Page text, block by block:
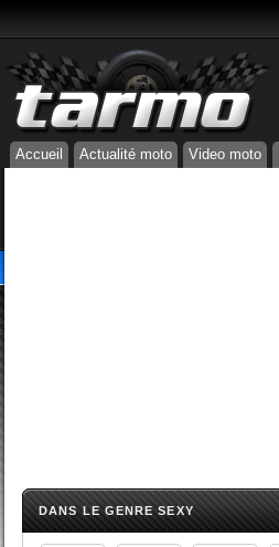
Accueil Actualité moto Video moto
DANS LE GENRE SEXY